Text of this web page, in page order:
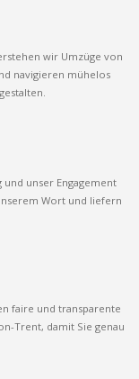
wir Umzüge von
navigieren mühelos
und unser Engagement
Wort und liefern
faire und transparente
Trent, damit Sie genau